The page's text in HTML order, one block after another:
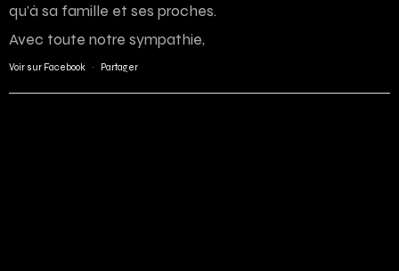
qu’à sa famille et ses proches.
Avec toute notre sympathie,
Voir sur Facebook · Partager